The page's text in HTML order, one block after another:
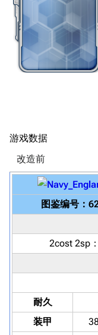
游戏数据
改造前
图鉴编号：
2cost 2sp：
耐久
装甲